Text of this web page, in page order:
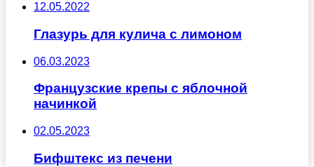
12.05.2022
Глазурь для кулича с лимоном
06.03.2023
Французские крепы с яблочной
начинкой
02.05.2023
Бифштекс из печени